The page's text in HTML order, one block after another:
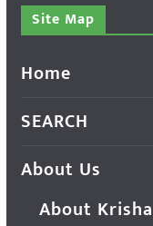
Site Map
Home
SEARCH
About Us
About